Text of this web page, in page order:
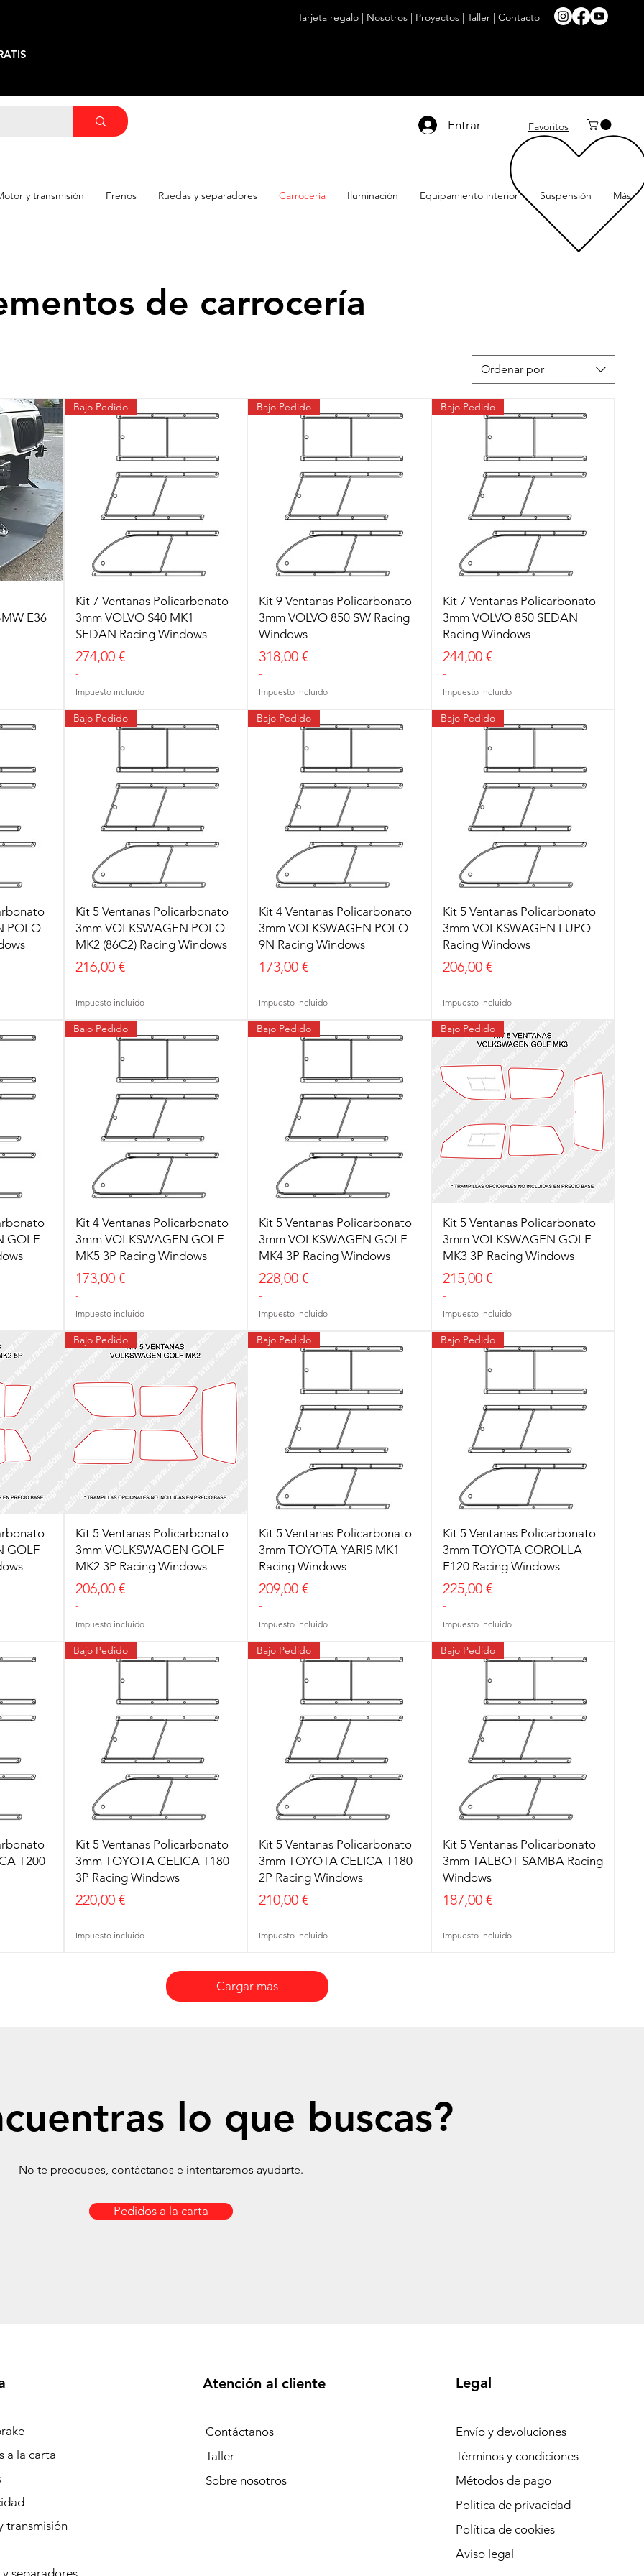
Tarjeta regalo | Nosotros | Proyectos | Taller | Contacto
Entrar Favoritos
y transmisión Frenos Ruedas y separadores Carrocería Iluminación Equipamiento interior Suspensión Más
de carrocería
Ordenar por
E36
Bajo Pedido
Kit 7 Ventanas Policarbonato
3mm VOLVO S40 MK1
SEDAN Racing Windows
Precio
274,00 €
-
Impuesto incluido
Bajo Pedido
Kit 9 Ventanas Policarbonato
3mm VOLVO 850 SW Racing
Windows
Precio
318,00 €
-
Impuesto incluido
Bajo Pedido
Kit 7 Ventanas Policarbonato
3mm VOLVO 850 SEDAN
Racing Windows
Precio
244,00 €
-
Impuesto incluido
POLO
Bajo Pedido
Kit 5 Ventanas Policarbonato
3mm VOLKSWAGEN POLO
MK2 (86C2) Racing Windows
Precio
216,00 €
-
Impuesto incluido
Bajo Pedido
Kit 4 Ventanas Policarbonato
3mm VOLKSWAGEN POLO
9N Racing Windows
Precio
173,00 €
-
Impuesto incluido
Bajo Pedido
Kit 5 Ventanas Policarbonato
3mm VOLKSWAGEN LUPO
Racing Windows
Precio
206,00 €
-
Impuesto incluido
GOLF
Bajo Pedido
Kit 4 Ventanas Policarbonato
3mm VOLKSWAGEN GOLF
MK5 3P Racing Windows
Precio
173,00 €
-
Impuesto incluido
Bajo Pedido
Kit 5 Ventanas Policarbonato
3mm VOLKSWAGEN GOLF
MK4 3P Racing Windows
Precio
228,00 €
-
Impuesto incluido
Bajo Pedido
Kit 5 Ventanas Policarbonato
3mm VOLKSWAGEN GOLF
MK3 3P Racing Windows
Precio
215,00 €
-
Impuesto incluido
GOLF
Bajo Pedido
Kit 5 Ventanas Policarbonato
3mm VOLKSWAGEN GOLF
MK2 3P Racing Windows
Precio
206,00 €
-
Impuesto incluido
Bajo Pedido
Kit 5 Ventanas Policarbonato
3mm TOYOTA YARIS MK1
Racing Windows
Precio
209,00 €
-
Impuesto incluido
Bajo Pedido
Kit 5 Ventanas Policarbonato
3mm TOYOTA COROLLA
E120 Racing Windows
Precio
225,00 €
-
Impuesto incluido
T200
Bajo Pedido
Kit 5 Ventanas Policarbonato
3mm TOYOTA CELICA T180
3P Racing Windows
Precio
220,00 €
-
Impuesto incluido
Bajo Pedido
Kit 5 Ventanas Policarbonato
3mm TOYOTA CELICA T180
2P Racing Windows
Precio
210,00 €
-
Impuesto incluido
Bajo Pedido
Kit 5 Ventanas Policarbonato
3mm TALBOT SAMBA Racing
Windows
Precio
187,00 €
-
Impuesto incluido
Cargar más
lo que buscas?
No te preocupes, contáctanos e intentaremos ayudarte.
Pedidos a la carta
a la carta
transmisión
y separadores
Atención al cliente
Contáctanos
Taller
Sobrenosotros
Legal
Envío y devoluciones
Términos y condiciones
Métodos de pago
Política de privacidad
Política de cookies
Aviso legal